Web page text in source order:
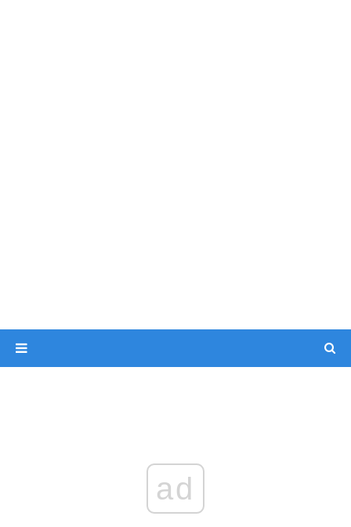
ad